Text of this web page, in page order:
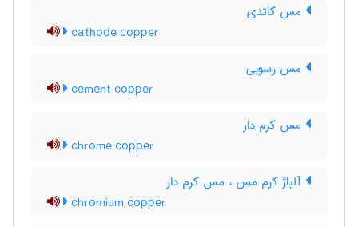
مس کاتدی
cathode copper
مس رسوبی
cement copper
مس کرم دار
chrome copper
آلیاژ کرم مس ، مس کرم دار
chromium copper